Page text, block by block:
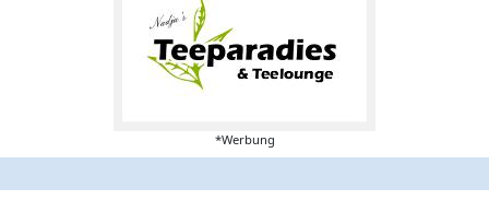
*Werbung